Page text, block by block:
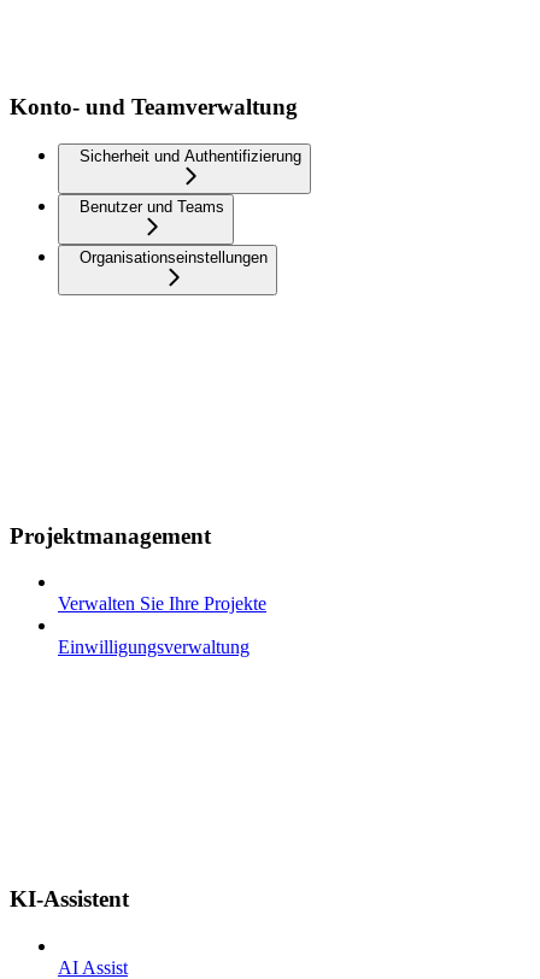
Konto- und Teamverwaltung
Sicherheit und Authentifizierung
Benutzer und Teams
Organisationseinstellungen
Projektmanagement
Verwalten Sie Ihre Projekte
Einwilligungsverwaltung
KI-Assistent
AI Assist